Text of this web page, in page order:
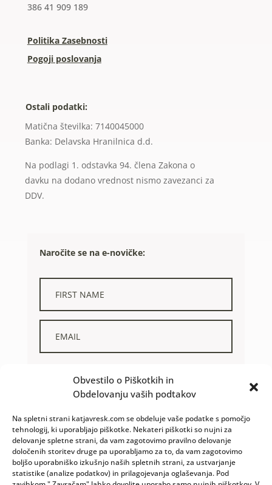
Obvestilo o Piškotkih in
Obdelovanju vaših podtakov
Na spletni strani katjavresk.com se obdeluje vaše podatke s pomočjo
tehnologij, ki uporabljajo piškotke. Nekateri piškotki so nujni za
delovanje spletne strani, da vam zagotovimo pravilno delovanje
določenih storitev druge pa uporabljamo za to, da vam zagotovimo
boljšo uporabniško izkušnjo naših spletnih strani, za ustvarjanje
statistike (analize podatkov) in prilagojevanja oglaševanja. Pod
386 41 909 189
Politika Zasebnosti
Pogoji poslovanja
Ostali podatki:
Matična številka: 7140045000
Banka: Delavska Hranilnica d.d.
Na podlagi 1. odstavka 94. člena Zakona o
davku na dodano vrednost nismo zavezanci za
DDV.
Naročite se na e-novičke:
PODATKOV. IN DA SEM PREBRAL/APOLITIKO ZASEBNOSTI.